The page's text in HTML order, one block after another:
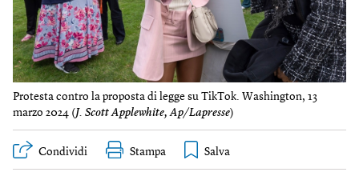
Protesta contro la proposta di legge su TikTok. Washington, 13
marzo 2024 (J. Scott Applewhite, Ap/Lapresse)
Condividi Stampa